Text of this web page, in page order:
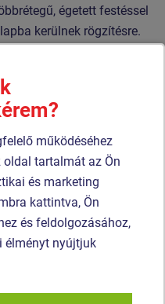
égetett festéssel
kerülnek rögzítésre.
műanyagból (teljesen
készülnek, melyet
képesség és főleg
és ezáltal a
letörött részek általi
HPL készülnek
csúszásgátlóval,
karcolásokkal szembeni
Az összekötőelemek
acélból készülnek.
működéséhez
tartalmát az Ön
és marketing
kattintva, Ön
és feldolgozásához,
élményt nyújtjuk